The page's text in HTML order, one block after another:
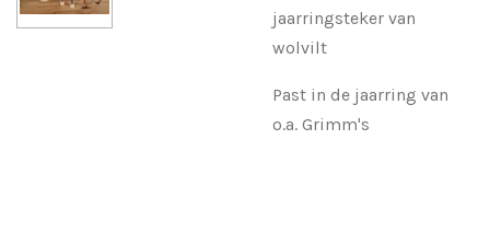
jaarringsteker van
wolvilt
Past in de jaarring van
o.a. Grimm's